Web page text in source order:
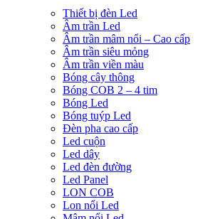
Thiết bị đèn Led
Âm trần Led
Âm trần mâm nổi – Cao cấp
Âm trần siêu mỏng
Âm trần viền màu
Bóng cây thông
Bóng COB 2 – 4 tim
Bóng Led
Bóng tuýp Led
Đèn pha cao cấp
Led cuộn
Led dây
Led đèn đường
Led Panel
LON COB
Lon nổi Led